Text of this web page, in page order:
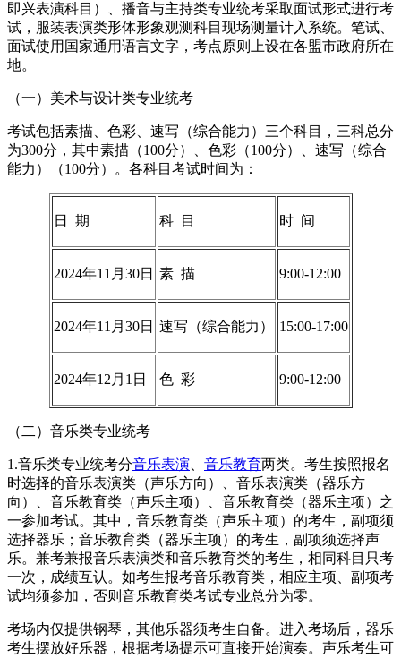
即兴表演科目）、播音与主持类专业统考采取面试形式进行考
试，服装表演类形体形象观测科目现场测量计入系统。笔试、
面试使用国家通用语言文字，考点原则上设在各盟市政府所在
地。
（一）美术与设计类专业统考
考试包括素描、色彩、速写（综合能力）三个科目，三科总分
为300分，其中素描（100分）、色彩（100分）、速写（综合
能力）（100分）。各科目考试时间为：
日 期 科 目 时 间
2024年11月30日 素 描 9:00-12:00
2024年11月30日 速写（综合能力） 15:00-17:00
2024年12月1日 色 彩 9:00-12:00
（二）音乐类专业统考
1.音乐类专业统考分音乐表演 音乐教育两类。考生按照报名
时选择的音乐表演类（声乐方向）、音乐表演类（器乐方
向）、音乐教育类（声乐主项）、音乐教育类（器乐主项）之
一参加考试。其中，音乐教育类（声乐主项）的考生，副项须
选择器乐；音乐教育类（器乐主项）的考生，副项须选择声
乐。兼考兼报音乐表演类和音乐教育类的考生，相同科目只考
一次，成绩互认。如考生报考音乐教育类，相应主项、副项考
试均须参加，否则音乐教育类考试专业总分为零。
考场内仅提供钢琴，其他乐器须考生自备。进入考场后，器乐
考生摆放好乐器，根据考场提示可直接开始演奏。声乐考生可